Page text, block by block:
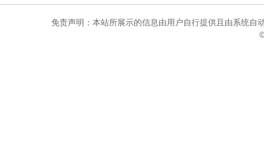
免责声明：本站所展示的信息由用户自行提供且由系统